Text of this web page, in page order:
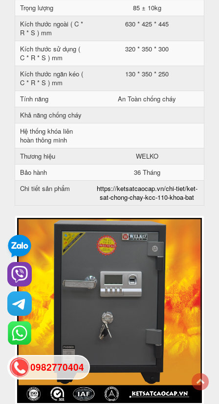
Trọng lượng
85 ± 10kg
Kích thước ngoài ( C *
R * S ) mm
630 * 425 * 445
Kích thước sử dụng (
C * R * S ) mm
320 * 350 * 300
Kích thước ngăn kéo (
C * R * S ) mm
130 * 350 * 250
Tính năng
An Toàn chống cháy
Khả năng chống cháy
Hệ thống khóa liên
hoàn thông minh
Thương hiệu
WELKO
Bảo hành
36 Tháng
Chi tiết sản phẩm
https://ketsatcaocap.vn/chi-tiet/ket-
sat-chong-chay-kcc-110-khoa-bat
0982770404